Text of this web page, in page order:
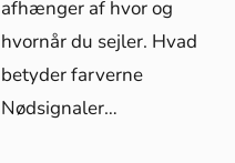
afhænger af hvor og
hvornår du sejler. Hvad
betyder farverne
Nødsignaler…